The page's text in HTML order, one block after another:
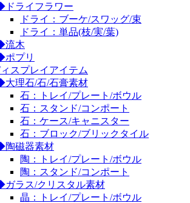
ライフラワー
ドライ：ブーケ/スワッグ/束
ドライ：単品(枝/実/葉)
流木
プリ
スプレイアイテム
理石/石/石膏素材
石：トレイ/プレート/ボウル
石：スタンド/コンポート
石：ケース/キャニスター
石：ブロック/ブリックタイル
磁器素材
陶：トレイ/プレート/ボウル
陶：スタンド/コンポート
ラス/クリスタル素材
晶：トレイ/プレート/ボウル